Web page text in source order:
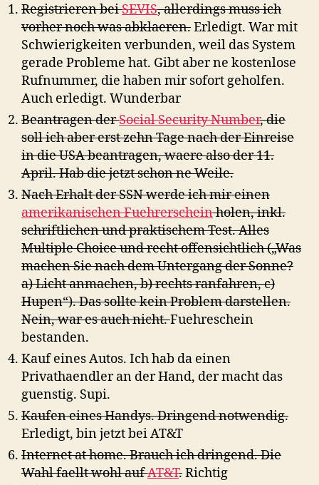
Registrieren beiSEVIS, allerdings muss ich
vorher noch was abklaeren.Erledigt. War mit
Schwierigkeiten verbunden, weil das System
gerade Probleme hat. Gibt aber ne kostenlose
Rufnummer, die haben mir sofort geholfen.
Auch erledigt. Wunderbar
Beantragen derSocial Security Number, die
soll ich aber erst zehn Tage nach der Einreise
in die USA beantragen, waere also der 11.
April. Hab die jetzt schon ne Weile.
Nach Erhalt der SSN werde ich mir einen
amerikanischen Fuehrerscheinholen, inkl.
schriftlichen und praktischem Test. Alles
Multiple Choice und recht offensichtlich („Was
machen Sie nach dem Untergang der Sonne?
a) Licht anmachen, b) rechts ranfahren, c)
Hupen“). Das sollte kein Problem darstellen.
Nein, war es auch nicht.Fuehreschein
bestanden.
Kauf eines Autos. Ich hab da einen
Privathaendler an der Hand, der macht das
guenstig. Supi.
Kaufen eines Handys. Dringend notwendig.
Erledigt, bin jetzt bei AT&T
Internet at home. Brauch ich dringend. Die
Wahl faellt wohl aufAT&T.Richtig